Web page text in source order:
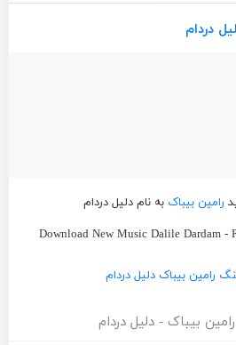
دردام
رامین بیباک به نام دلیل دردام
Download New Music Dalile Dardam -
بیباک - دلیل دردام